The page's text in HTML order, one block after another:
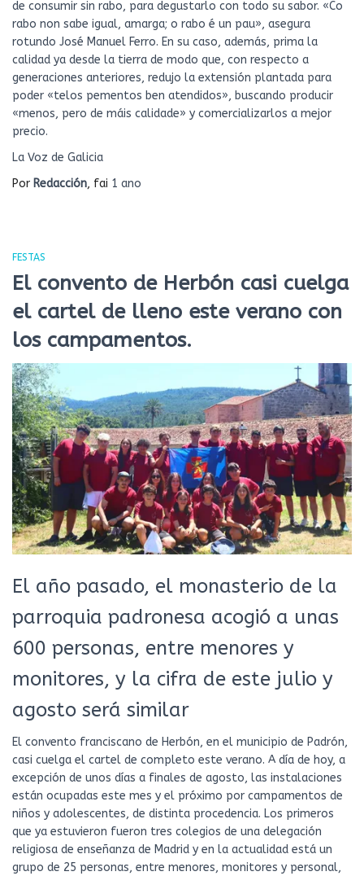
de consumir sin rabo, para degustarlo con todo su sabor. «Co
rabo non sabe igual, amarga; o rabo é un pau», asegura
rotundo José Manuel Ferro. En su caso, además, prima la
calidad ya desde la tierra de modo que, con respecto a
generaciones anteriores, redujo la extensión plantada para
poder «telos pementos ben atendidos», buscando producir
«menos, pero de máis calidade» y comercializarlos a mejor
precio.
La Voz de Galicia
Por Redacción, fai 1 ano
FESTAS
El convento de Herbón casi cuelga
el cartel de lleno este verano con
los campamentos.
El año pasado, el monasterio de la
parroquia padronesa acogió a unas
600 personas, entre menores y
monitores, y la cifra de este julio y
agosto será similar
El convento franciscano de Herbón, en el municipio de Padrón,
casi cuelga el cartel de completo este verano. A día de hoy, a
excepción de unos días a finales de agosto, las instalaciones
están ocupadas este mes y el próximo por campamentos de
niños y adolescentes, de distinta procedencia. Los primeros
que ya estuvieron fueron tres colegios de una delegación
religiosa de enseñanza de Madrid y en la actualidad está un
grupo de 25 personas, entre menores, monitores y personal,